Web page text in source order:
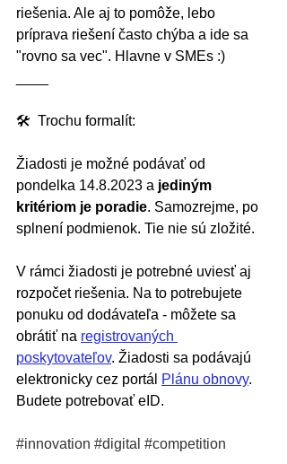
riešenia. Ale aj to pomôže, lebo
príprava riešení často chýba a ide sa
"rovno sa vec". Hlavne v SMEs :)
🛠  Trochu formalít:
Žiadosti je možné podávať od
pondelka 14.8.2023 a jediným
kritériom je poradie. Samozrejme, po
splnení podmienok. Tie nie sú zložité.
V rámci žiadosti je potrebné uviesť aj
rozpočet riešenia. Na to potrebujete
ponuku od dodávateľa - môžete sa
obrátiť na registrovaných
poskytovateľov. Žiadosti sa podávajú
elektronicky cez portál
Plánu obnovy.
Budete potrebovať eID.
#innovation #digital #competition